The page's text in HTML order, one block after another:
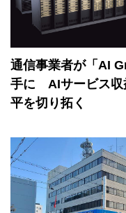
通信事業者が「AI
手に AIサービス収
平を切り拓く